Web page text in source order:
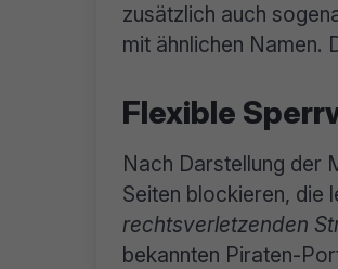
zusätzlich auch
mit ähnlichen Namen.
Flexible
Nach Darstellung der
Seiten blockieren, die
rechtsverletzenden
bekannten Piraten-